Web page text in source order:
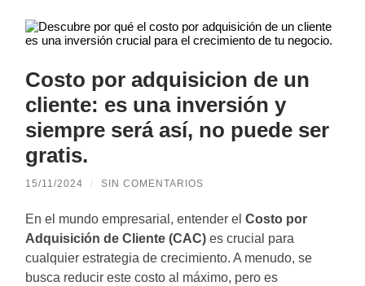
Costo por adquisicion de un
cliente: es una inversión y
siempre será así, no puede ser
gratis.
15/11/2024 / SIN COMENTARIOS
En el mundo empresarial, entender elCosto por
Adquisición de Cliente (CAC) es crucial para
cualquier estrategia de crecimiento. A menudo, se
busca reducir este costo al máximo, pero es